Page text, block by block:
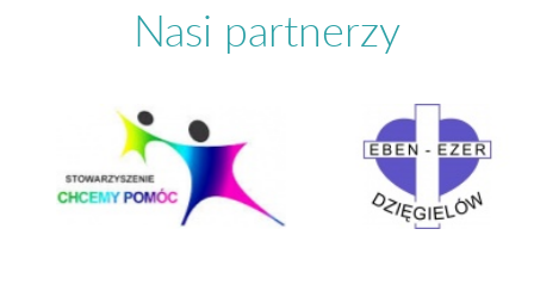
Nasi partnerzy